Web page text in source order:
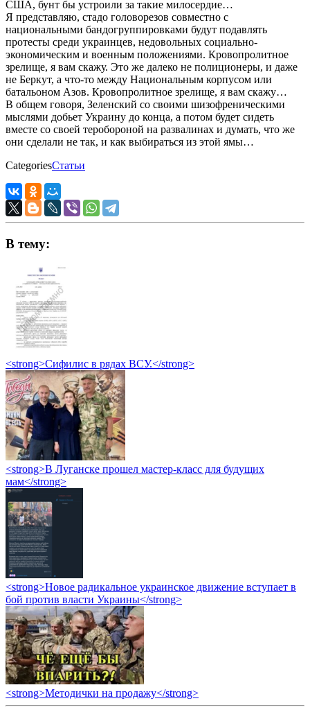
США, бунт бы устроили за такие милосердие…
Я представляю, стадо головорезов совместно с
национальными бандогруппировками будут подавлять
протесты среди украинцев, недовольных социально-
экономическим и военным положениями. Кровопролитное
зрелище, я вам скажу. Это же далеко не полиционеры, и даже
не Беркут, а что-то между Национальным корпусом или
батальоном Азов. Кровопролитное зрелище, я вам скажу…
В общем говоря, Зеленский со своими шизофреническими
мыслями добьет Украину до конца, а потом будет сидеть
вместе со своей теробороной на развалинах и думать, что же
они сделали не так, и как выбираться из этой ямы…
CategoriesСтатьи
В тему:
<strong>Сифилис в рядах ВСУ.</strong>
<strong>В Луганске прошел мастер-класс для будущих
мам</strong>
<strong>Новое радикальное украинское движение вступает в
бой против власти Украины</strong>
<strong>Методички на продажу</strong>